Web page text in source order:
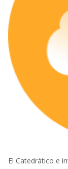
El Catedrático e